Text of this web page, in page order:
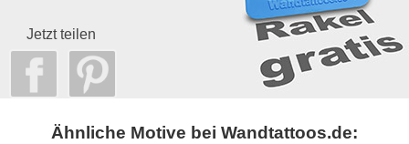
Jetzt teilen
Ähnliche Motive bei Wandtattoos.de: